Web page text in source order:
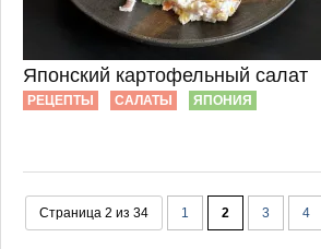
Японский картофельный салат
РЕЦЕПТЫ САЛАТЫ ЯПОНИЯ
Страница 2 из 34 1 2 3 4